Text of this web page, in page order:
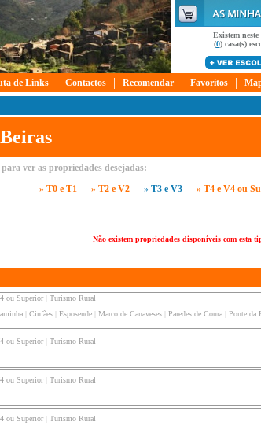
Existem neste
(0) casa(s)
de Links | Contactos | Recomendar | Favoritos |
ver as propriedades desejadas:
» T0 e T1
» T2 e V2 » T3 e V3 » T4 e V4 ou
Não existem propriedades disponíveis com esta
ou Superior| Turismo Rural
Cinfães Esposende Marco de Canaveses Paredes de Coura Ponte da
ou Superior| Turismo Rural
ou Superior| Turismo Rural
ou Superior| Turismo Rural